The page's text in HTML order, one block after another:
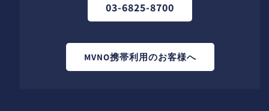
03-6825-8700
MVNO携帯利用のお客様へ